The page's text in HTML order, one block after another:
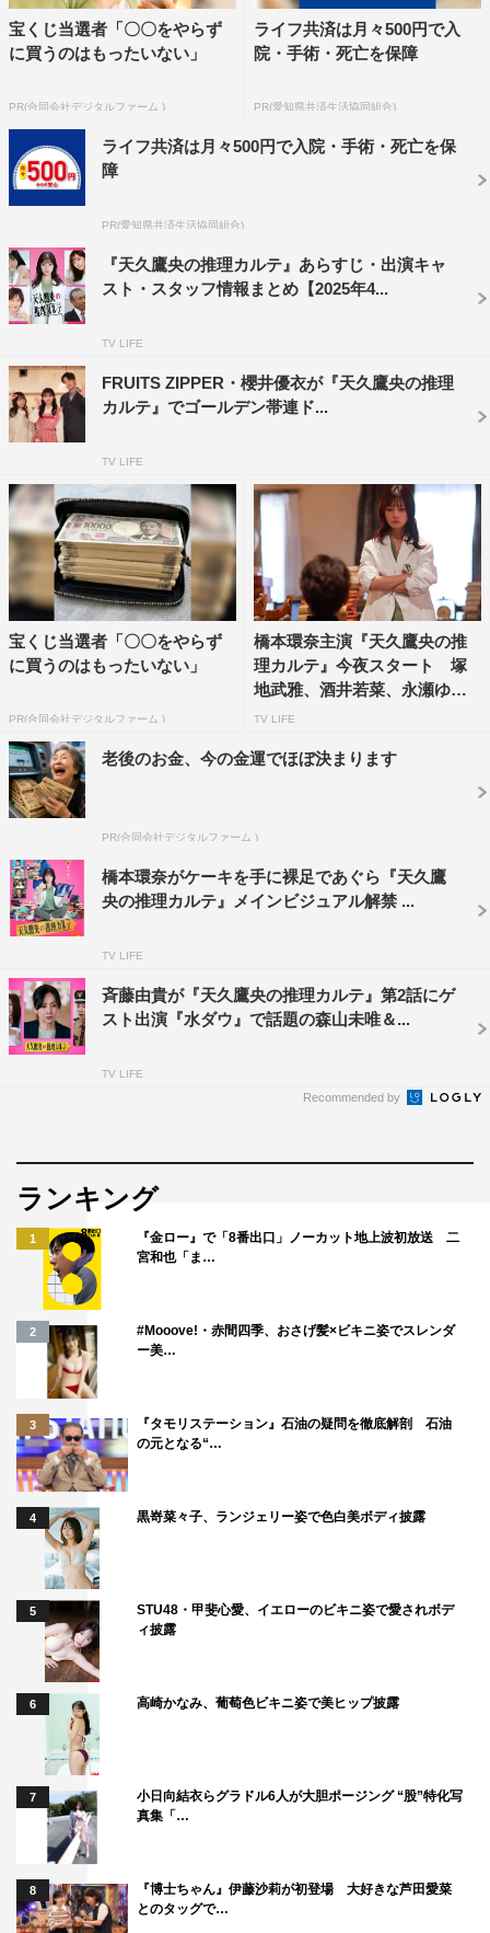
宝くじ当選者「〇〇をやらず
に買うのはもったいない」
PR(合同会社デジタルファーム )
ライフ共済は月々500円で入
院・手術・死亡を保障
PR(愛知県共済生活協同組合)
ライフ共済は月々500円で入院・手術・死亡を保
障
PR(愛知県共済生活協同組合)
『天久鷹央の推理カルテ』あらすじ・出演キャ
スト・スタッフ情報まとめ【2025年4...
TV LIFE
FRUITS ZIPPER・櫻井優衣が『天久鷹央の推理
カルテ』でゴールデン帯連ド...
TV LIFE
宝くじ当選者「〇〇をやらず
に買うのはもったいない」
PR(合同会社デジタルファーム )
橋本環奈主演『天久鷹央の推
理カルテ』今夜スタート 塚
地武雅、酒井若菜、永瀬ゆず
な...
TV LIFE
老後のお金、今の金運でほぼ決まります
PR(合同会社デジタルファーム )
橋本環奈がケーキを手に裸足であぐら『天久鷹
央の推理カルテ』メインビジュアル解禁 ...
TV LIFE
斉藤由貴が『天久鷹央の推理カルテ』第2話にゲ
スト出演『水ダウ』で話題の森山未唯＆...
TV LIFE
Recommended by
ランキング
1
『金ロー』で「8番出口」ノーカット地上波初放送 二
宮和也「ま…
2
#Mooove!・赤間四季、おさげ髪×ビキニ姿でスレンダ
ー美…
3
『タモリステーション』石油の疑問を徹底解剖 石油
の元となる“…
4 黒嵜菜々子、ランジェリー姿で色白美ボディ披露
5
STU48・甲斐心愛、イエローのビキニ姿で愛されボデ
ィ披露
6 高崎かなみ、葡萄色ビキニ姿で美ヒップ披露
7
小日向結衣らグラドル6人が大胆ポージング “股”特化写
真集「…
8
『博士ちゃん』伊藤沙莉が初登場 大好きな芦田愛菜
とのタッグで…